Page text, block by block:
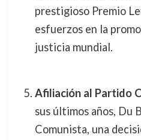
prestigioso Premio
esfuerzos en la
justicia mundial.
Afiliación al Partido
sus últimos años, Du
Comunista, una